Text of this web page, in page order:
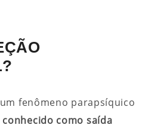
fenômeno parapsíquico
conhecido como saída